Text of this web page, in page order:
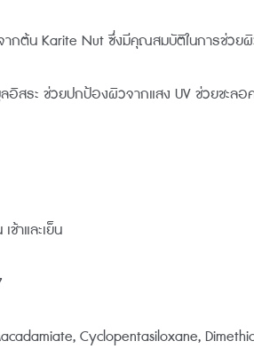
าจากต้น Karite Nut ซึ่งมีคุณสมบัติในการช่ว
สระ ช่วยปกป้องผิวจากแสง UV ช่วยชะ
าและเย็น
Cyclopentasiloxane,